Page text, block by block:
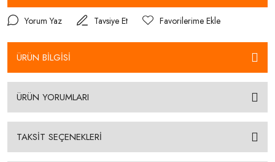
Yorum Yaz Tavsiye Et
ÜRÜN BİLGİSİ
ÜRÜN YORUMLARI
TAKSİT SEÇENEKLERİ